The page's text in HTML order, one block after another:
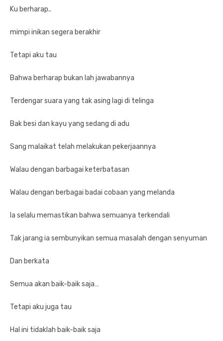
Ku berharap..
mimpi inikan segera berakhir
Tetapi aku tau
Bahwa berharap bukan lah jawabannya
Terdengar suara yang tak asing lagi di telinga
Bak besi dan kayu yang sedang di adu
Sang malaikat telah melakukan pekerjaannya
Walau dengan barbagai keterbatasan
Walau dengan berbagai badai cobaan yang melanda
Ia selalu memastikan bahwa semuanya terkendali
Tak jarang ia sembunyikan semua masalah dengan senyuman
Dan berkata
Semua akan baik-baik saja…
Tetapi aku juga tau
Hal ini tidaklah baik-baik saja